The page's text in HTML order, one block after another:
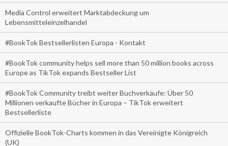
Media Control erweitert Marktabdeckung um
Lebensmitteleinzelhandel
#BookTok Bestsellerlisten Europa - Kontakt
#BookTok community helps sell more than 50 million books across
Europe as TikTok expands Bestseller List
#BookTok Community treibt weiter Buchverkäufe: Über 50
Millionen verkaufte Bücher in Europa – TikTok erweitert
Bestsellerliste
Offizielle BookTok-Charts kommen in das Vereinigte Königreich
(UK)